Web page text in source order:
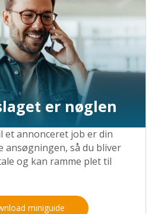
er nøglen
et annonceret job er din
så du bliver
og kan ramme plet til
miniguide